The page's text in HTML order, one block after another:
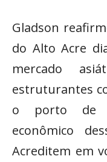
Gladson
do Alto Acre
mercado
estruturantes
o porto de
econômico
Acreditem em